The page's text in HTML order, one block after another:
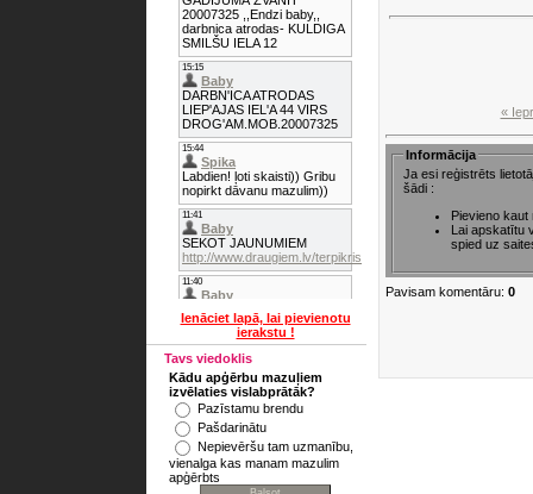
Ienāciet lapā, lai pievienotu
ierakstu !
Tavs viedoklis
Kādu apģērbu mazuļiem
izvēlaties vislabprātāk?
Pazīstamu brendu
Pašdarinātu
Nepievēršu tam uzmanību,
vienalga kas manam mazulim
apģērbts
«
Informācija
Ja esi reģistrēts
šādi :
Pievieno
Lai apskatītu
spied uz
Pavisam komentāru: 0